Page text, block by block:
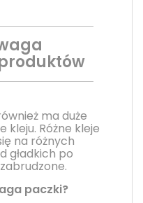
ma duże
kleju. Różne kleje
na różnych
gładkich po
paczki?